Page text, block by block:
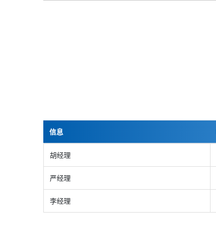
信息
胡经理
严经理
李经理